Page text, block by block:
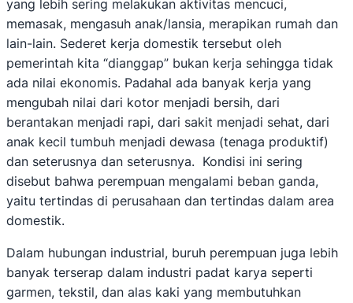
yang lebih sering melakukan aktivitas mencuci,
memasak, mengasuh anak/lansia, merapikan rumah dan
lain-lain. Sederet kerja domestik tersebut oleh
pemerintah kita “dianggap” bukan kerja sehingga tidak
ada nilai ekonomis. Padahal ada banyak kerja yang
mengubah nilai dari kotor menjadi bersih, dari
berantakan menjadi rapi, dari sakit menjadi sehat, dari
anak kecil tumbuh menjadi dewasa (tenaga produktif)
dan seterusnya dan seterusnya. Kondisi ini sering
disebut bahwa perempuan mengalami beban ganda,
yaitu tertindas di perusahaan dan tertindas dalam area
domestik.
Dalam hubungan industrial, buruh perempuan juga lebih
banyak terserap dalam industri padat karya seperti
garmen, tekstil, dan alas kaki yang membutuhkan